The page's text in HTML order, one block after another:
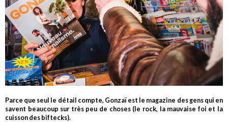
Parce que seul le détail compte, Gonzaï est le magazine des gens qui en
savent beaucoup sur très peu de choses (le rock, la mauvaise foi et la
cuisson des biftecks).